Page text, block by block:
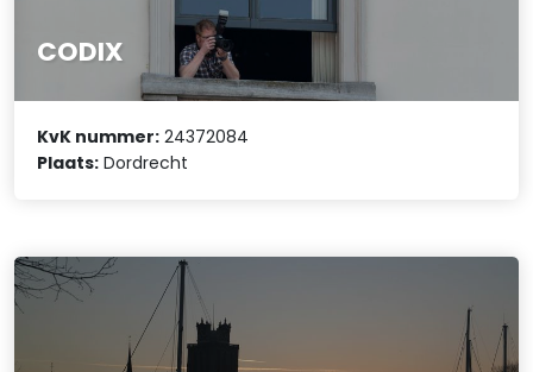
CODIX
KvK nummer: 24372084
Plaats: Dordrecht